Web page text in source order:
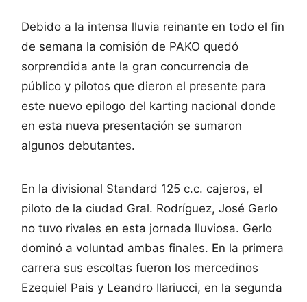
Debido a la intensa lluvia reinante en todo el fin
de semana la comisión de PAKO quedó
sorprendida ante la gran concurrencia de
público y pilotos que dieron el presente para
este nuevo epilogo del karting nacional donde
en esta nueva presentación se sumaron
algunos debutantes.
En la divisional Standard 125 c.c. cajeros, el
piloto de la ciudad Gral. Rodríguez, José Gerlo
no tuvo rivales en esta jornada lluviosa. Gerlo
dominó a voluntad ambas finales. En la primera
carrera sus escoltas fueron los mercedinos
Ezequiel Pais y Leandro Ilariucci, en la segunda